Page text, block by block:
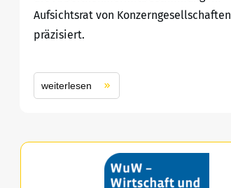
Aufsichtsrat von Konzerngesellschaften
präzisiert.
weiterlesen